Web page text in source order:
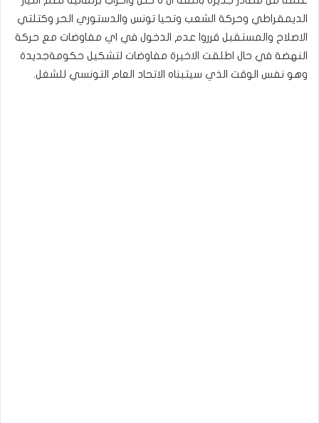
الديمقراطي وحركة الشعب وتحيا تونس والدستوري الحر وكتلتي
الاصلاح والمستقبل قرروا عدم الدخول في اي مفاوضات مع حركة
النهضة في حال اطلقت الاخيرة مفاوضات لتشكيل حكومةجديدة
وهو نفس الوقت الذي سيتبناه الاتحاد العام التونسي للشغل.